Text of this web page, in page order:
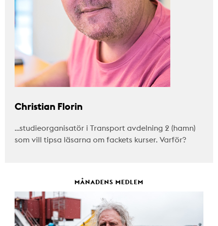
Christian Florin
…studieorganisatör i Transport avdelning 2 (hamn)
som vill tipsa läsarna om fackets kurser. Varför?
MÅNADENS MEDLEM